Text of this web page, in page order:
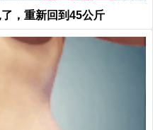
，重新回到45公斤